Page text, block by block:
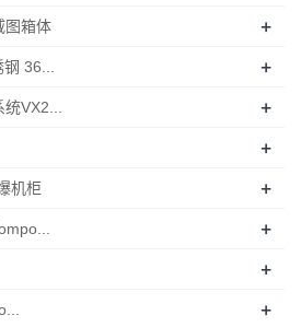
图箱体 +
36... +
VX2... +
+
机柜 +
+
+
+